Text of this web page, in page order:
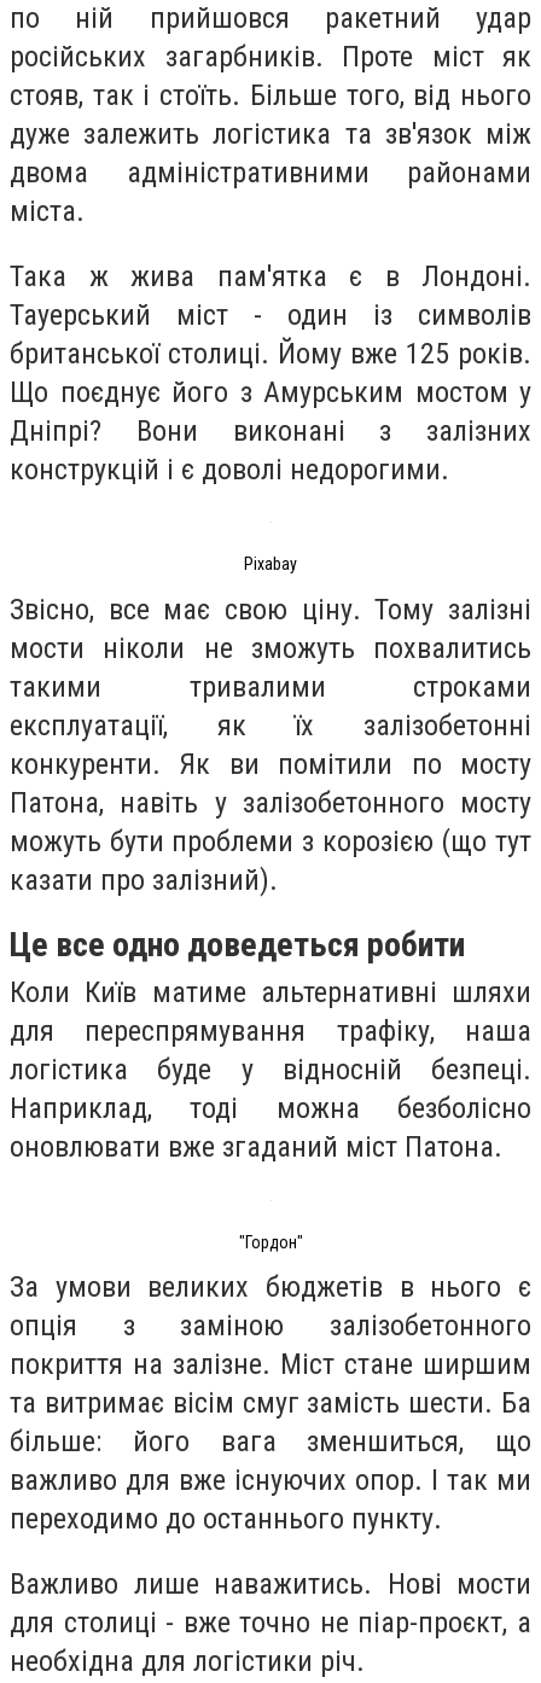
по ній прийшовся ракетний удар
російських загарбників. Проте міст як
стояв, так і стоїть. Більше того, від нього
дуже залежить логістика та зв'язок між
двома адміністративними районами
міста.
Така ж жива пам'ятка є в Лондоні.
Тауерський міст - один із символів
британської столиці. Йому вже 125 років.
Що поєднує його з Амурським мостом у
Дніпрі? Вони виконані з залізних
конструкцій і є доволі недорогими.
Pixabay
Звісно, все має свою ціну. Тому залізні
мости ніколи не зможуть похвалитись
такими тривалими строками
експлуатації, як їх залізобетонні
конкуренти. Як ви помітили по мосту
Патона, навіть у залізобетонного мосту
можуть бути проблеми з корозією (що тут
казати про залізний).
Це все одно доведеться робити
Коли Київ матиме альтернативні шляхи
для переспрямування трафіку, наша
логістика буде у відносній безпеці.
Наприклад, тоді можна безболісно
оновлювати вже згаданий міст Патона.
"Гордон"
За умови великих бюджетів в нього є
опція з заміною залізобетонного
покриття на залізне. Міст стане ширшим
та витримає вісім смуг замість шести. Ба
більше: його вага зменшиться, що
важливо для вже існуючих опор. І так ми
переходимо до останнього пункту.
Важливо лише наважитись. Нові мости
для столиці - вже точно не піар-проєкт, а
необхідна для логістики річ.